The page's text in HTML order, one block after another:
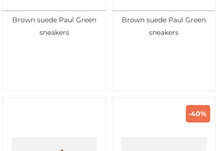
Brown suede Paul Green
sneakers
Brown suede Paul Green
sneakers
-40%